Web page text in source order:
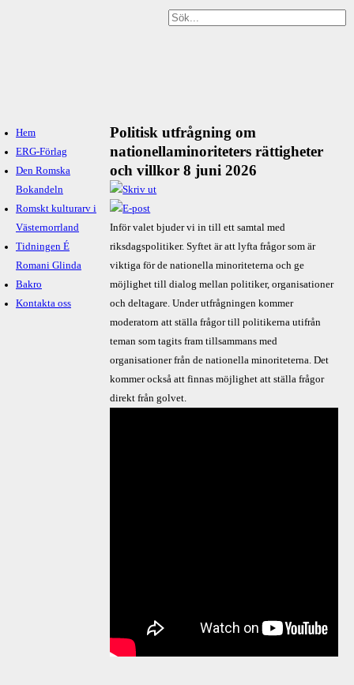
Hem
ERG-Förlag
Den Romska
Bokandeln
Romskt kulturarv i
Västernorrland
Tidningen É
Romani Glinda
Bakro
Kontakta oss
Politisk utfrågning om
nationellaminoriteters rättigheter
och villkor 8 juni 2026
Inför valet bjuder vi in till ett samtal med
riksdagspolitiker. Syftet är att lyfta frågor som är
viktiga för de nationella minoriteterna och ge
möjlighet till dialog mellan politiker, organisationer
och deltagare. Under utfrågningen kommer
moderatorn att ställa frågor till politikerna utifrån
teman som tagits fram tillsammans med
organisationer från de nationella minoriteterna. Det
kommer också att finnas möjlighet att ställa frågor
direkt från golvet.